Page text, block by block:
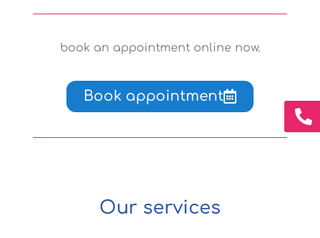
book an appointment online now.
Book appointment
Our services